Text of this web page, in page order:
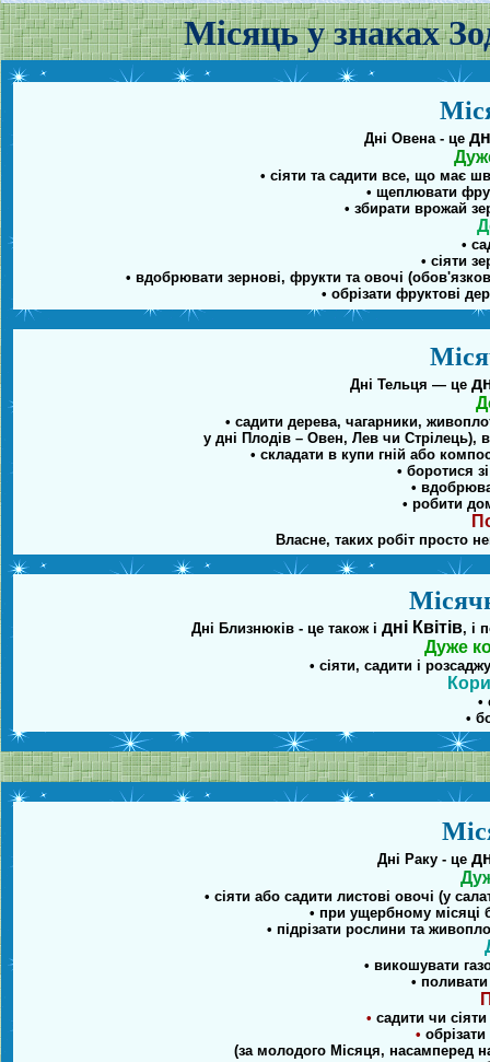
Місяць у знаках
Дні Овена - це
• сіяти та садити все, що має
• щеплювати
• збирати врожай
•
• сіяти
• вдобрювати зернові, фрукти та овочі
• обрізати фруктові
Дні Тельця — це
• садити дерева, чагарники,
у дні Плодів – Овен, Лев чи Стрілець),
• складати в купи гній або
• боротися
•
• робити
Власне, таких робіт просто
Дні Близнюків - це також і дні Квітів, і
Дуже
• сіяти, садити і
•
•
Дні Раку - це
• сіяти або садити листові овочі (у
• при ущербному місяці
• підрізати рослини та
• викошувати
•
• садити чи
•
(за молодого Місяця, насамперед